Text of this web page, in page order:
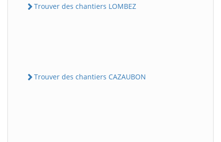
Trouver des chantiers LOMBEZ
Trouver des chantiers CAZAUBON